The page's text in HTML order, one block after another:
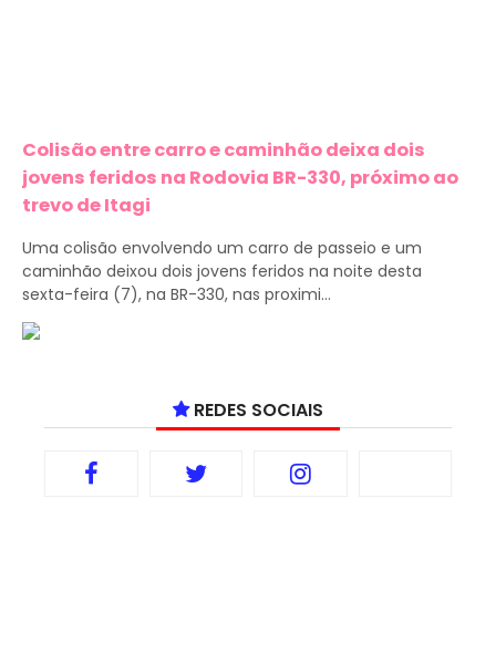
Colisão entre carro e caminhão deixa dois
jovens feridos na Rodovia BR-330, próximo ao
trevo de Itagi
Uma colisão envolvendo um carro de passeio e um
caminhão deixou dois jovens feridos na noite desta
sexta-feira (7), na BR-330, nas proximi...
REDES SOCIAIS